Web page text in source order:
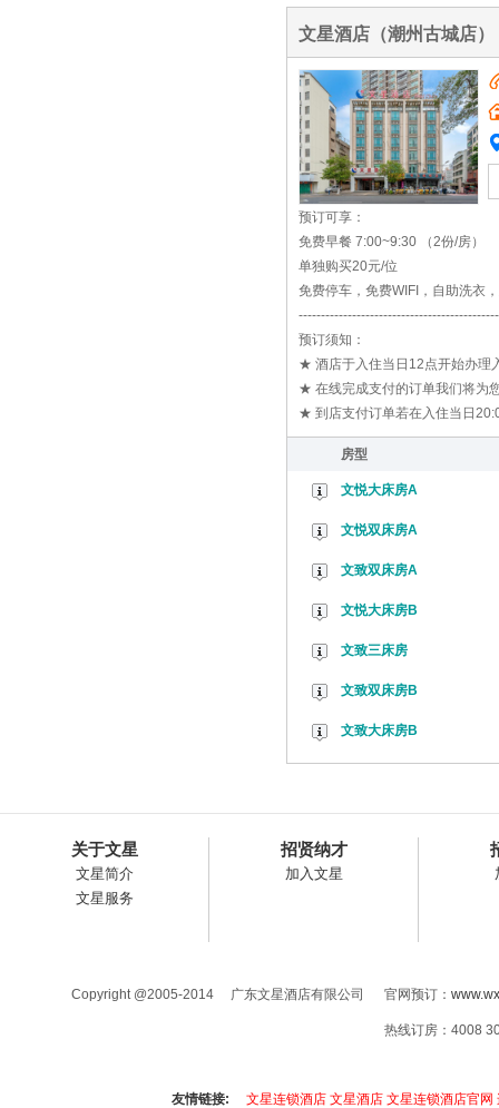
文星酒店（潮州古城店）
预订可享：
免费早餐 7:00~9:30 （2份/房）
单独购买20元/位
免费停车，免费WIFI，自助洗衣
预订须知：
★ 酒店于入住当日12点开始办理
★ 在线完成支付的订单我们将为
★ 到店支付订单若在入住当日
房型
文悦大床房A
文悦双床房A
文致双床房A
文悦大床房B
文致三床房
文致双床房B
文致大床房B
关于文星
文星简介
文星服务
招贤纳才
加入文星
Copyright @2005-2014 广东文星酒店有限公司 官网预订：
热线订房：4008
友情链接: 文星连锁酒店 文星酒店 文星连锁酒店官网